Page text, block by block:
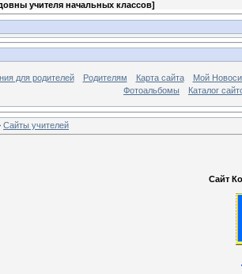
учителя начальных классов]
для родителей Родителям Карта сайта
Мой
Фотоальбомы
Каталог
Сайты учителей
Сайт